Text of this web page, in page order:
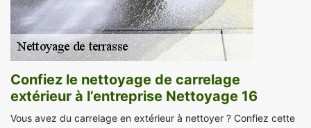
Confiez le nettoyage de carrelage
extérieur à l’entreprise Nettoyage 16
Vous avez du carrelage en extérieur à nettoyer ? Confiez cette